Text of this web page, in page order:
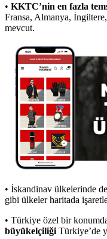
• KKTC’nin en fazla
Fransa, Almanya,
mevcut.
• İskandinav ülkelerinde
gibi ülkeler haritada
• Türkiye özel bir
büyükelçiliği Türkiye’de